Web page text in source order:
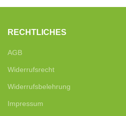
RECHTLICHES
AGB
Widerrufsrecht
Widerrufsbelehrung
Impressum